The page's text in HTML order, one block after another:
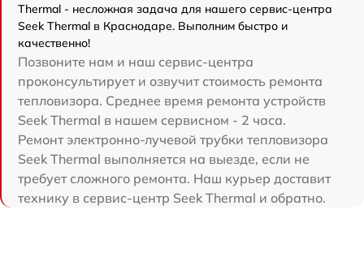
Thermal - несложная задача для нашего сервис-центра
Seek Thermal в Краснодаре. Выполним быстро и
качественно!
Позвоните нам и наш сервис-центра
проконсультирует и озвучит стоимость ремонта
тепловизора. Среднее время ремонта устройств
Seek Thermal в нашем сервисном - 2 часа.
Ремонт электронно-лучевой трубки тепловизора
Seek Thermal выполняется на выезде, если не
требует сложного ремонта. Наш курьер доставит
технику в сервис-центр Seek Thermal и обратно.